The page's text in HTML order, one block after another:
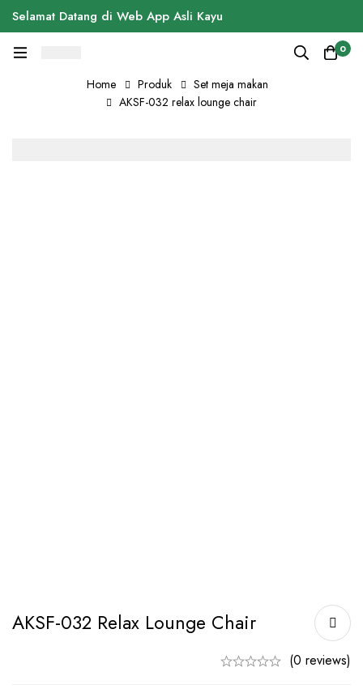
Selamat Datang di Web App Asli Kayu
0
Home Produk
Set meja makan
AKSF-032 relax lounge chair
AKSF-032 Relax Lounge Chair
(0 reviews)